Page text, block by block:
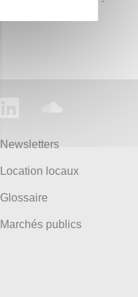
Newsletters
Location locaux
Glossaire
Marchés publics